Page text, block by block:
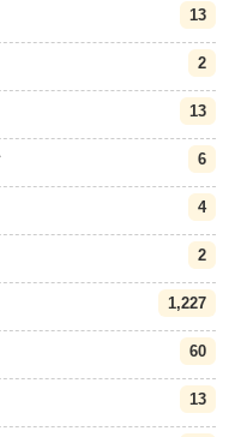
13
2
13
6
4
2
1,227
60
13